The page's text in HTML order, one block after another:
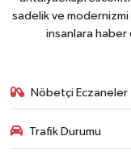
sadelik ve modernizmi
insanlara haber
Nöbetçi Eczaneler
Trafik Durumu